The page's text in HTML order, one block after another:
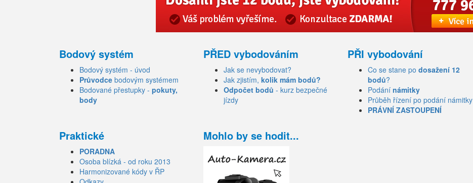
Bodový systém
Bodový systém - úvod
Průvodce bodovým systémem
Bodované přestupky - pokuty,
body
PŘED vybodováním
Jak se nevybodovat?
Jak zjistím, kolik mám bodů?
Odpočet bodů - kurz bezpečné
jízdy
PŘI vybodování
Co se stane po dosažení 12
bodů?
Podání námitky
Průběh řízení po podání námitky
PRÁVNÍ ZASTOUPENÍ
Praktické
PORADNA
Osoba blízká - od roku 2013
Harmonizované kódy v ŘP
Mohlo by se hodit...